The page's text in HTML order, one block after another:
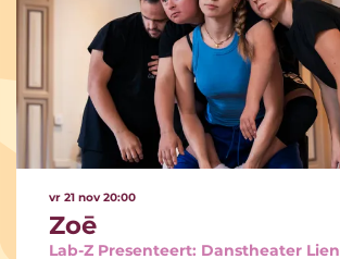
Zoē
Lab-Z Presenteert: Danstheater Lien
vr 21 nov20:00